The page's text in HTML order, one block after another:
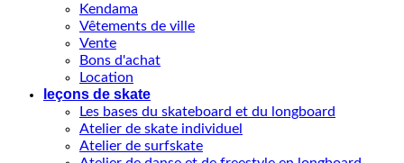
Kendama
Vêtements de ville
Vente
Bons d'achat
Location
leçons de skate
Les bases du skateboard et du longboard
Atelier de skate individuel
Atelier de surfskate